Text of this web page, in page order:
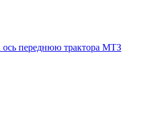
переднюю трактора МТЗ